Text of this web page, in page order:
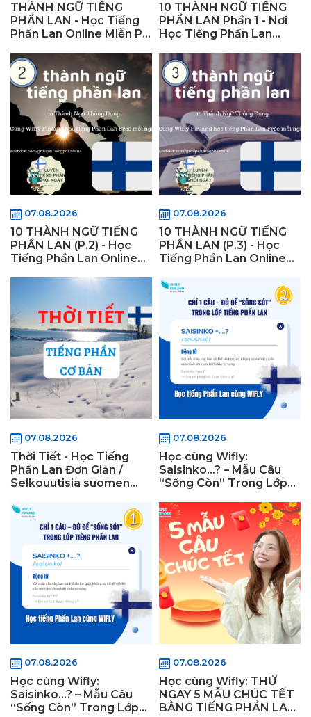
THÀNH NGỮ TIẾNG
PHẦN LAN - Học Tiếng
Phần Lan Online Miễn Phí
10 THÀNH NGỮ TIẾNG
PHẦN LAN Phần 1 - Nơi
Học Tiếng Phần Lan
WiflyFinland
07.08.2026
10 THÀNH NGỮ TIẾNG
PHẦN LAN (P.2) - Học
Tiếng Phần Lan Online
07.08.2026
10 THÀNH NGỮ TIẾNG
PHẦN LAN (P.3) - Học
Tiếng Phần Lan Online
07.08.2026
Thời Tiết - Học Tiếng
Phần Lan Đơn Giản /
Selkouutisia suomen
07.08.2026
Học cùng Wifly:
Saisinko…? – Mẫu Câu
“Sống Còn” Trong Lớp
07.08.2026
Học cùng Wifly:
Saisinko…? – Mẫu Câu
“Sống Còn” Trong Lớp
07.08.2026
Học cùng Wifly: THỬ
NGAY 5 MẪU CHÚC TẾT
BẰNG TIẾNG PHẦN LAN